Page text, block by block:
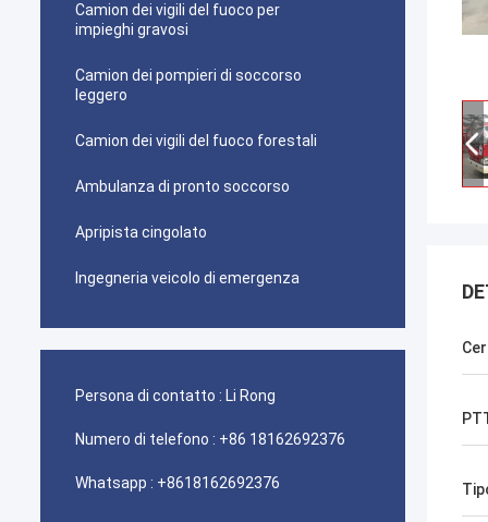
Camion dei vigili del fuoco per
impieghi gravosi
Camion dei pompieri di soccorso
leggero
Camion dei vigili del fuoco forestali
Ambulanza di pronto soccorso
Apripista cingolato
Ingegneria veicolo di emergenza
Persona di contatto : Li Rong
Numero di telefono : +86 18162692376
Whatsapp : +8618162692376